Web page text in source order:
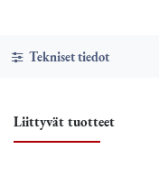
Tekniset tiedot
Liittyvät tuotteet